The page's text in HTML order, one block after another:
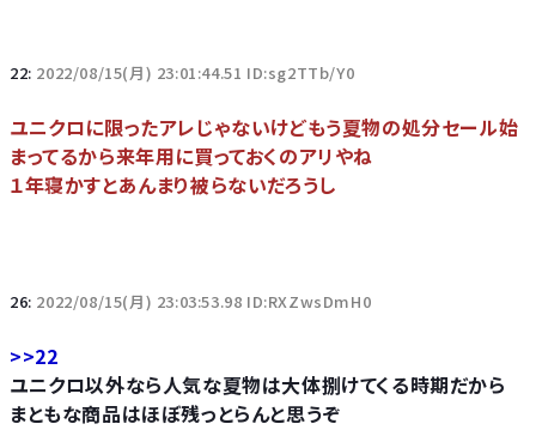
22: 2022/08/15(月) 23:01:44.51 ID:sg2TTb/Y0
ユニクロに限ったアレじゃないけどもう夏物の処分セール始
まってるから来年用に買っておくのアリやね
１年寝かすとあんまり被らないだろうし
26: 2022/08/15(月) 23:03:53.98 ID:RXZwsDmH0
>>22
ユニクロ以外なら人気な夏物は大体捌けてくる時期だから
まともな商品はほぼ残っとらんと思うぞ